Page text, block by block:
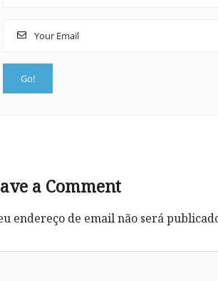
a Comment
endereço de email não será